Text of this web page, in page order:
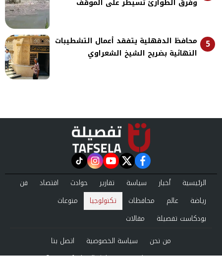
5
محافظ الدقهلية يتفقد أعمال التشطيبات
النهائية بضريح الشيخ الشعراوي
facebook
twitter
youtube
instagram
tiktok
الرئيسية أخبار سياسة تقارير حوادث اقتصاد
فن
رياضة
عالم محافظات تكنولوجيا
منوعات
بودكاست تفصيلة
مقالات
من نحن
سياسة الخصوصية اتصل بنا
©2024 tafsela All Rights Reserved.